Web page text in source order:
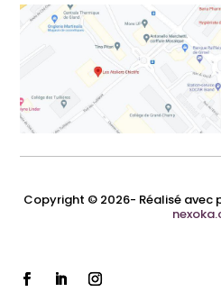
Copyright © 2026- Réalisé avec